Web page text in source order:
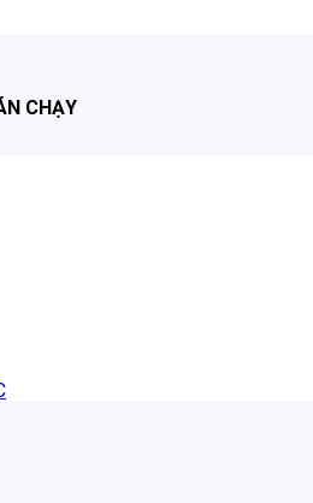
CHẠY